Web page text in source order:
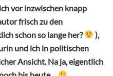
vor inzwischen knapp
frisch zu den
schon so lange her?
),
und ich in politischen
Ansicht. Na ja, eigentlich